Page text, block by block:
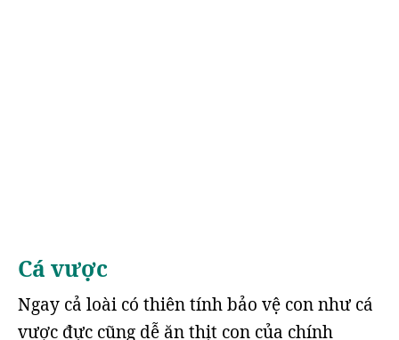
Cá vược
Ngay cả loài có thiên tính bảo vệ con như cá
vược đực cũng dễ ăn thịt con của chính